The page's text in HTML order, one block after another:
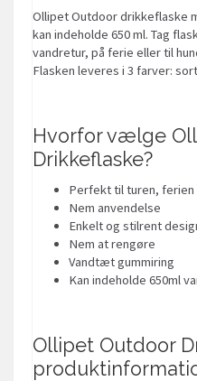
Ollipet Outdoor drikkeflaske
kan indeholde 650 ml. Tag
vandretur, på ferie eller til
Flasken leveres i 3 farver:
Hvorfor vælge
Drikkeflaske?
Perfekt til turen,
Nem anvendelse
Enkelt og stilrent
Nem at rengøre
Vandtæt gummiring
Kan indeholde 650ml
Ollipet Outdoor